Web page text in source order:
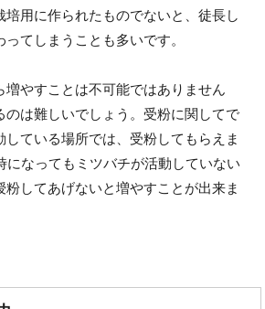
培用に作られたものでないと、徒長し
てしまうことも多いです。
増やすことは不可能ではありません
のは難しいでしょう。受粉に関してで
している場所では、受粉してもらえま
になってもミツバチが活動していない
粉してあげないと増やすことが出来ま